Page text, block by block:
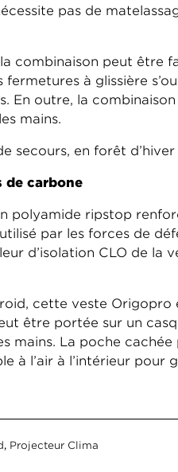
pas de
combinaison peut être
à glissière
En outre, la
mains.
secours, en forêt
de carbone
polyamide ripstop
par les forces de
d’isolation CLO de la
cette veste Origopro
être portée sur un
mains. La poche
à l’air à l’intérieur
, Projecteur Clima